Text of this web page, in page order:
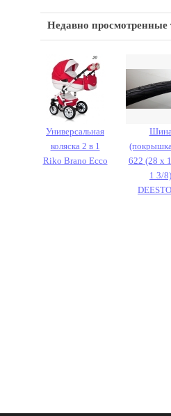
Недавно просмотренные
Универсальная
коляска 2 в 1
Riko Brano Ecco
622 (28 х
1 3/8)